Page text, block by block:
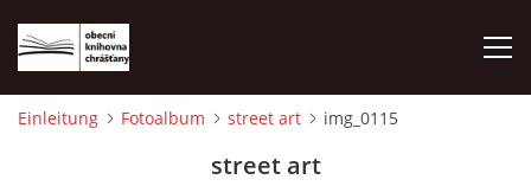
Einleitung Fotoalbum street art img_0115
street art